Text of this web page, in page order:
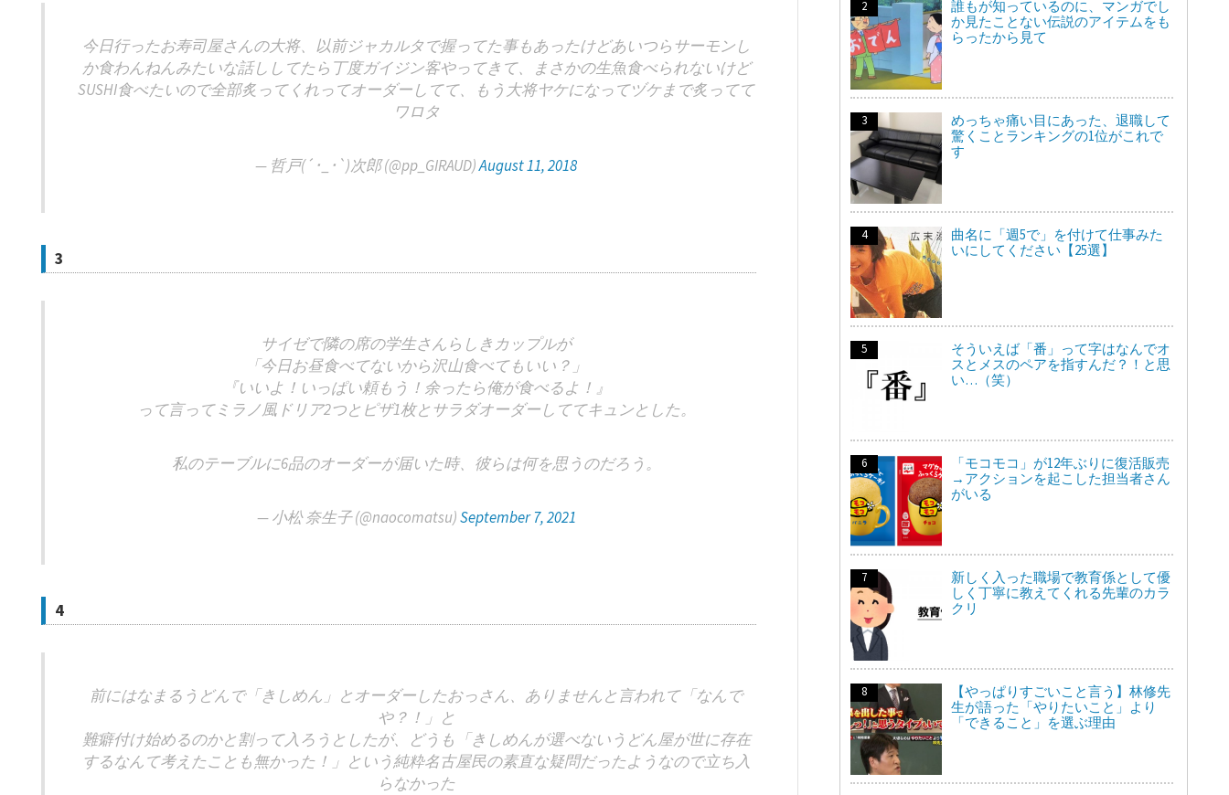
今日行ったお寿司屋さんの大将、以前ジャカルタで握ってた事もあったけどあいつらサーモンし
か食わんねんみたいな話ししてたら丁度ガイジン客やってきて、まさかの生魚食べられないけど
SUSHI食べたいので全部炙ってくれってオーダーしてて、もう大将ヤケになってヅケまで炙ってて
ワロタ
— 哲戸(´･_･`)次郎 (@pp_GIRAUD)August 11, 2018
3
サイゼで隣の席の学生さんらしきカップルが
「今日お昼食べてないから沢山食べてもいい？」
『いいよ！いっぱい頼もう！余ったら俺が食べるよ！』
って言ってミラノ風ドリア2つとピザ1枚とサラダオーダーしててキュンとした。
私のテーブルに6品のオーダーが届いた時、彼らは何を思うのだろう。
— 小松 奈生子 (@naocomatsu)September 7, 2021
4
前にはなまるうどんで「きしめん」とオーダーしたおっさん、ありませんと言われて「なんで
や？！」と
難癖付け始めるのかと割って入ろうとしたが、どうも「きしめんが選べないうどん屋が世に存在
するなんて考えたことも無かった！」という純粋名古屋民の素直な疑問だったようなので立ち入
らなかった
誰もが知っているのに、マンガでし
か見たことない伝説のアイテムをも
らったから見て
めっちゃ痛い目にあった、退職して
驚くことランキングの1位がこれで
す
曲名に「週5で」を付けて仕事みた
いにしてください【25選】
そういえば「番」って字はなんでオ
スとメスのペアを指すんだ？！と思
い…（笑）
「モコモコ」が12年ぶりに復活販売
→アクションを起こした担当者さん
がいる
新しく入った職場で教育係として優
しく丁寧に教えてくれる先輩のカラ
クリ
【やっぱりすごいこと言う】林修先
生が語った「やりたいこと」より
「できること」を選ぶ理由